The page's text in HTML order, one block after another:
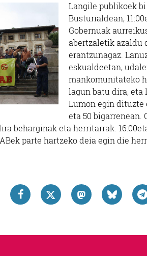
Langile publikoek
Busturialdean,
Gobernuak
abertzaletik azaldu
erantzunagaz.
eskualdeetan,
mankomunitateko
lagun batu dira, eta
Lumon egin dituzte
eta 50 bigarrenean.
beharginak eta herritarrak.
parte hartzeko deia egin die